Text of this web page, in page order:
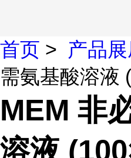
首页 > 产品
需氨基酸溶液
MEM 非
溶液